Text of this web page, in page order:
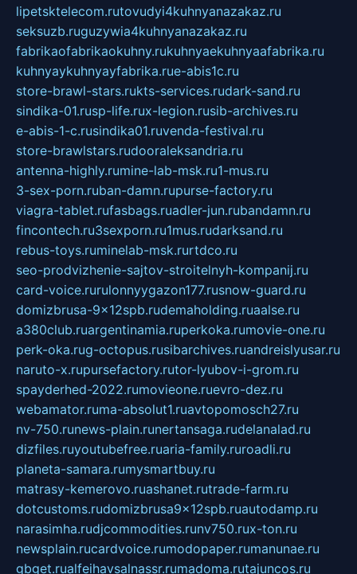
lipetsktelecom.rutovudyi4kuhnyanazakaz.ru
seksuzb.ruguzywia4kuhnyanazakaz.ru
fabrikaofabrikaokuhny.rukuhnyaekuhnyaafabrika.ru
kuhnyaykuhnyayfabrika.rue-abis1c.ru
store-brawl-stars.rukts-services.rudark-sand.ru
sindika-01.rusp-life.rux-legion.rusib-archives.ru
e-abis-1-c.rusindika01.ruvenda-festival.ru
store-brawlstars.rudooraleksandria.ru
antenna-highly.rumine-lab-msk.ru1-mus.ru
3-sex-porn.ruban-damn.rupurse-factory.ru
viagra-tablet.rufasbags.ruadler-jun.rubandamn.ru
fincontech.ru3sexporn.ru1mus.rudarksand.ru
rebus-toys.ruminelab-msk.rurtdco.ru
seo-prodvizhenie-sajtov-stroitelnyh-kompanij.ru
card-voice.rurulonnyygazon177.rusnow-guard.ru
domizbrusa-9x12spb.rudemaholding.ruaalse.ru
a380club.ruargentinamia.ruperkoka.rumovie-one.ru
perk-oka.rug-octopus.rusibarchives.ruandreislyusar.ru
naruto-x.rupursefactory.rutor-lyubov-i-grom.ru
spayderhed-2022.rumovieone.ruevro-dez.ru
webamator.ruma-absolut1.ruavtopomosch27.ru
nv-750.runews-plain.runertansaga.rudelanalad.ru
dizfiles.ruyoutubefree.ruaria-family.ruroadli.ru
planeta-samara.rumysmartbuy.ru
matrasy-kemerovo.ruashanet.rutrade-farm.ru
dotcustoms.rudomizbrusa9x12spb.ruautodamp.ru
narasimha.rudjcommodities.runv750.rux-ton.ru
newsplain.rucardvoice.rumodopaper.rumanunae.ru
gbget.rualfeihavsalnassr.rumadoma.rutajuncos.ru